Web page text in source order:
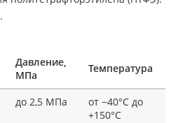
Давление,
МПа
Температура
до 2,5 МПа
от −40°С до
+150°С